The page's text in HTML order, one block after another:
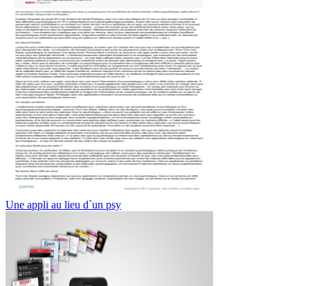
Une appli au lieu d`un psy